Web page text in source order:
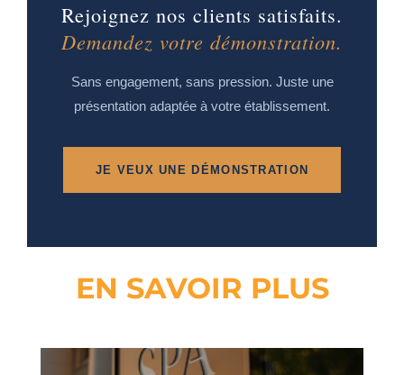
Rejoignez nos clients satisfaits.
Demandez votre démonstration.
Sans engagement, sans pression. Juste une
présentation adaptée à votre établissement.
JE VEUX UNE DÉMONSTRATION
EN SAVOIR PLUS